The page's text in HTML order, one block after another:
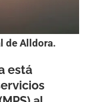
de Alldora.
está